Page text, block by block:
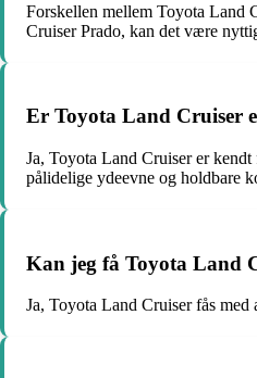
Forskellen mellem Toyota Land
Cruiser Prado, kan det være
Er Toyota Land Cruiser
Ja, Toyota Land Cruiser er
pålidelige ydeevne og holdbare
Kan jeg få Toyota Land
Ja, Toyota Land Cruiser fås